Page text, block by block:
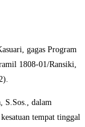
gagas Program
1808-01/Ransiki,
S.Sos., dalam
tempat tinggal